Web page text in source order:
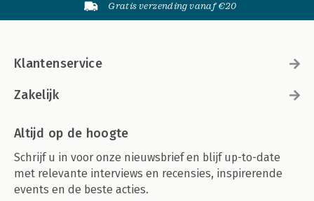
Gratis verzending vanaf €20
Klantenservice
Zakelijk
Altijd op de hoogte
Schrijf u in voor onze nieuwsbrief en blijf up-to-date
met relevante interviews en recensies, inspirerende
events en de beste acties.